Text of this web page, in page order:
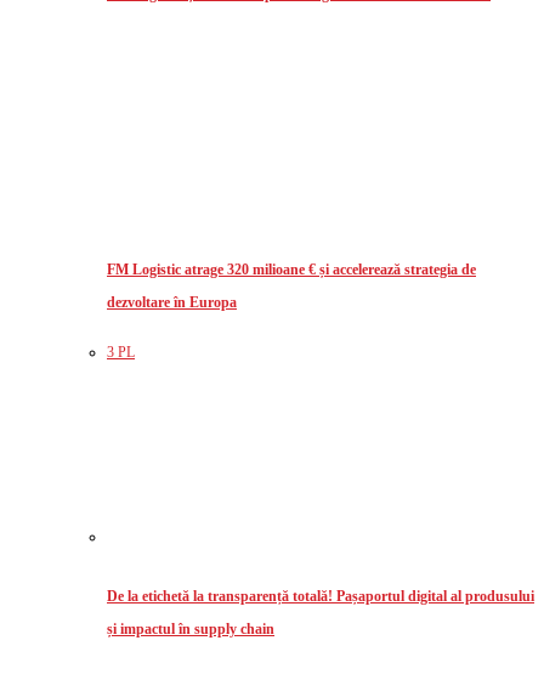
FM Logistic atrage 320 milioane € și accelerează strategia de
dezvoltare în Europa
3 PL
De la etichetă la transparență totală! Pașaportul digital al produsului
și impactul în supply chain